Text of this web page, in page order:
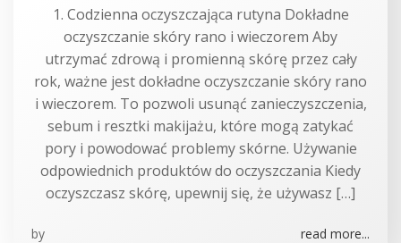
1. Codzienna oczyszczająca rutyna Dokładne
oczyszczanie skóry rano i wieczorem Aby
utrzymać zdrową i promienną skórę przez cały
rok, ważne jest dokładne oczyszczanie skóry rano
i wieczorem. To pozwoli usunąć zanieczyszczenia,
sebum i resztki makijażu, które mogą zatykać
pory i powodować problemy skórne. Używanie
odpowiednich produktów do oczyszczania Kiedy
oczyszczasz skórę, upewnij się, że używasz […]
by read more...